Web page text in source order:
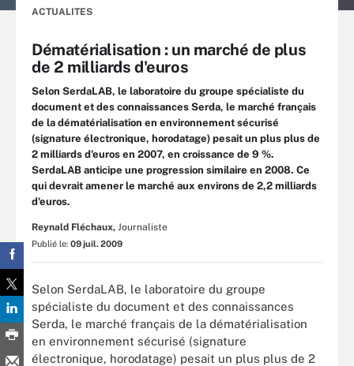
ACTUALITES
Dématérialisation : un marché de plus
de 2 milliards d'euros
Selon SerdaLAB, le laboratoire du groupe spécialiste du
document et des connaissances Serda, le marché français
de la dématérialisation en environnement sécurisé
(signature électronique, horodatage) pesait un plus plus de
2 milliards d'euros en 2007, en croissance de 9 %.
SerdaLAB anticipe une progression similaire en 2008. Ce
qui devrait amener le marché aux environs de 2,2 milliards
d'euros.
Reynald Fléchaux, Journaliste
Publié le: 09 juil. 2009
Selon SerdaLAB, le laboratoire du groupe
spécialiste du document et des connaissances
Serda, le marché français de la dématérialisation
en environnement sécurisé (signature
électronique, horodatage) pesait un plus plus de 2